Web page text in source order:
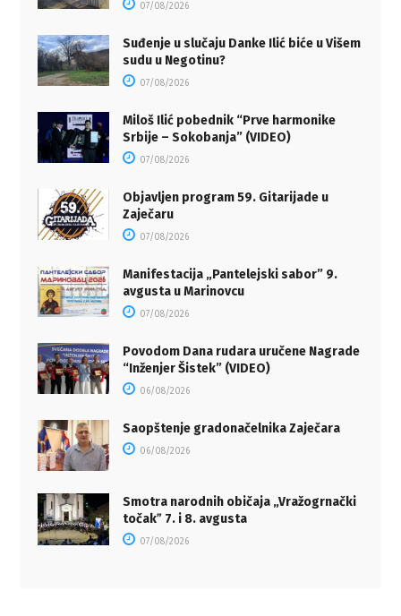
07/08/2026
Suđenje u slučaju Danke Ilić biće u Višem
sudu u Negotinu?
07/08/2026
Miloš Ilić pobednik “Prve harmonike
Srbije – Sokobanja” (VIDEO)
07/08/2026
Objavljen program 59. Gitarijade u
Zaječaru
07/08/2026
Manifestacija „Pantelejski sabor” 9.
avgusta u Marinovcu
07/08/2026
Povodom Dana rudara uručene Nagrade
“Inženjer Šistek” (VIDEO)
06/08/2026
Saopštenje gradonačelnika Zaječara
06/08/2026
Smotra narodnih običaja „Vražogrnački
točakˮ 7. i 8. avgusta
07/08/2026